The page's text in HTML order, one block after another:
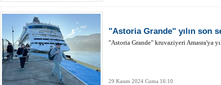
"Astoria Grande" yılın son
"Astoria Grande" kruvaziyeri Amasra'ya
29 Kasım 2024 Cuma 16:10